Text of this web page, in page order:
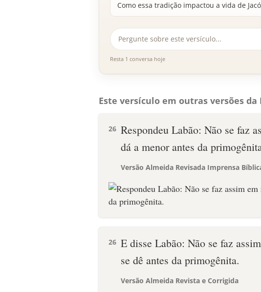
Como essa tradição impactou a vida de
Resta 1 conversa hoje
Este versículo em outras versões da
26 Respondeu Labão: Não se faz
dá a menor antes da
Versão Almeida Revisada Imprensa
26 E disse Labão: Não se faz
se dê antes da primogênita.
Versão Almeida Revista e Corrigida